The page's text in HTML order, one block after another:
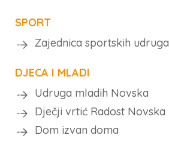
SPORT
Zajednica sportskih udruga
DJECA I MLADI
Udruga mladih Novska
Dječji vrtić Radost Novska
Dom izvan doma